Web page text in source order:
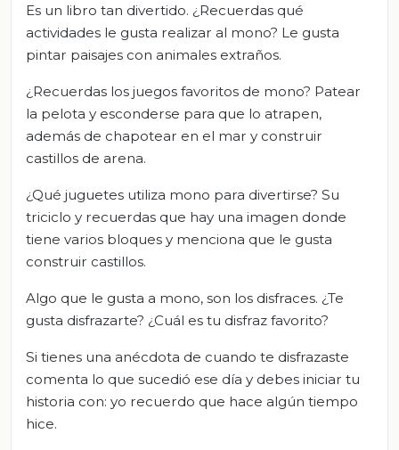
Es un libro tan divertido. ¿Recuerdas qué
actividades le gusta realizar al mono? Le gusta
pintar paisajes con animales extraños.
¿Recuerdas los juegos favoritos de mono? Patear
la pelota y esconderse para que lo atrapen,
además de chapotear en el mar y construir
castillos de arena.
¿Qué juguetes utiliza mono para divertirse? Su
triciclo y recuerdas que hay una imagen donde
tiene varios bloques y menciona que le gusta
construir castillos.
Algo que le gusta a mono, son los disfraces. ¿Te
gusta disfrazarte? ¿Cuál es tu disfraz favorito?
Si tienes una anécdota de cuando te disfrazaste
comenta lo que sucedió ese día y debes iniciar tu
historia con: yo recuerdo que hace algún tiempo
hice.